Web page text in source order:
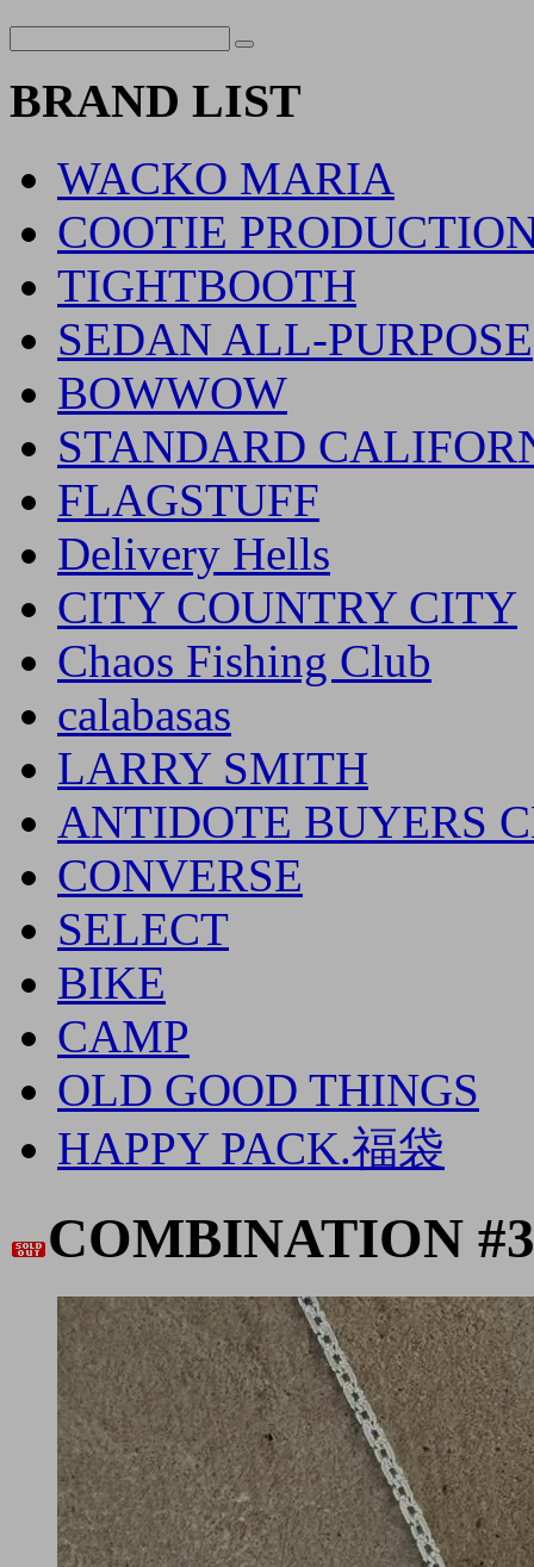
BRAND LIST
WACKO MARIA
COOTIE
TIGHTBOOTH
SEDAN ALL-PURPOSE
BOWWOW
STANDARD
FLAGSTUFF
Delivery Hells
CITY COUNTRY CITY
Chaos Fishing Club
calabasas
LARRY SMITH
ANTIDOTE BUYERS
CONVERSE
SELECT
BIKE
CAMP
OLD GOOD THINGS
HAPPY PACK.福袋
COMBINATION